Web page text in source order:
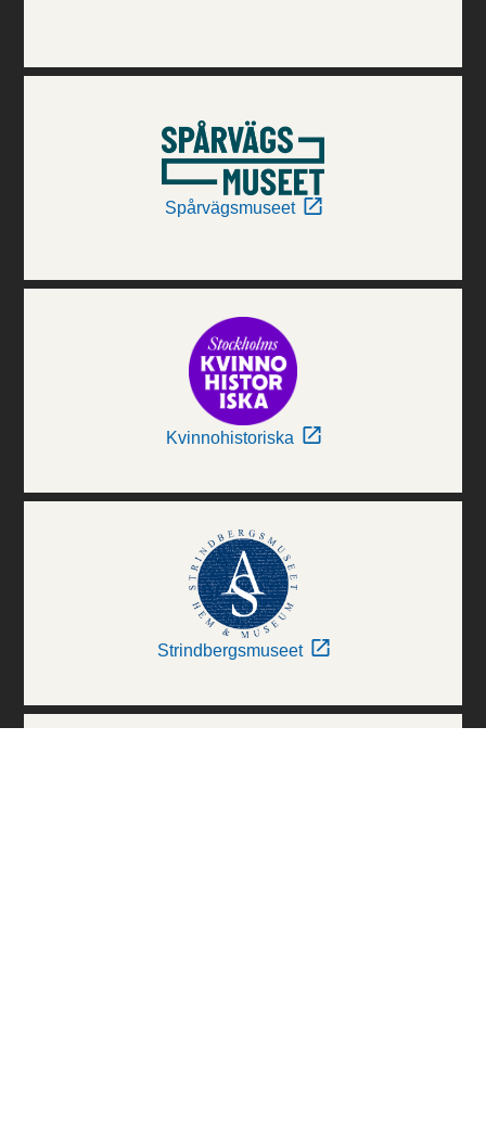
Spårvägsmuseet
Kvinnohistoriska
Strindbergsmuseet